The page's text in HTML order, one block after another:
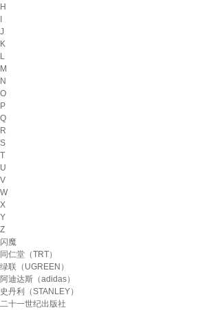
H
J
K
L
M
N
O
P
Q
R
S
T
U
V
W
X
Y
Z
闪魔
同仁堂（TRT）
绿联（UGREEN）
阿迪达斯（adidas）
史丹利（STANLEY）
二十一世纪出版社